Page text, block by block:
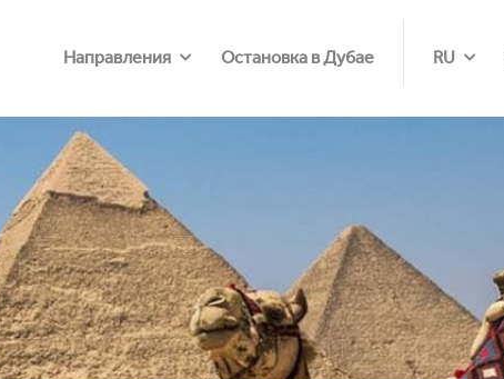
Направления Остановка в Дубае RU